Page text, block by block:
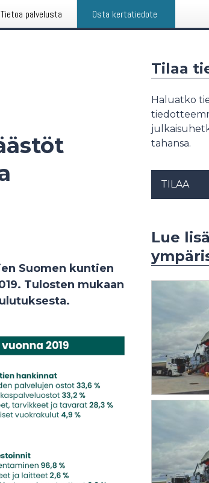
Tietoa palvelusta Osta kertatiedote
Suomen kuntien
Tulosten mukaan
Tilaa
Haluatko
tahansa.
TILAA
Lue